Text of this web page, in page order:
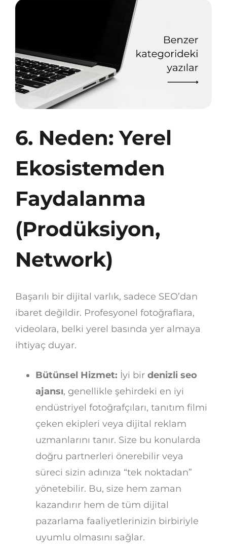
6. Neden: Yerel
Ekosistemden
Faydalanma
(Prodüksiyon,
Network)
Başarılı bir dijital varlık, sadece SEO’dan
ibaret değildir. Profesyonel fotoğraflara,
videolara, belki yerel basında yer almaya
ihtiyaç duyar.
Bütünsel Hizmet: İyi bir denizli seo
ajansı, genellikle şehirdeki en iyi
endüstriyel fotoğrafçıları, tanıtım filmi
çeken ekipleri veya dijital reklam
uzmanlarını tanır. Size bu konularda
doğru partnerleri önerebilir veya
süreci sizin adınıza “tek noktadan”
yönetebilir. Bu, size hem zaman
kazandırır hem de tüm dijital
pazarlama faaliyetlerinizin birbiriyle
uyumlu olmasını sağlar.